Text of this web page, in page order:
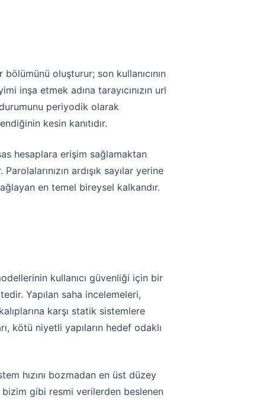
oluşturur; son kullanıcının
inşa etmek adına tarayıcınızın url
periyodik olarak
kesin kanıtıdır.
hesaplara erişim sağlamaktan
ardışık sayılar yerine
en temel bireysel kalkandır.
kullanıcı güvenliği için bir
Yapılan saha incelemeleri,
karşı statik sistemlere
kötü niyetli yapıların hedef odaklı
hızını bozmadan en üst düzey
bizim gibi resmi verilerden beslenen